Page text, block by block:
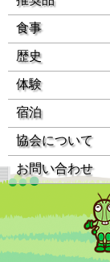
食事
歴史
体験
宿泊
協会について
お問い合わせ